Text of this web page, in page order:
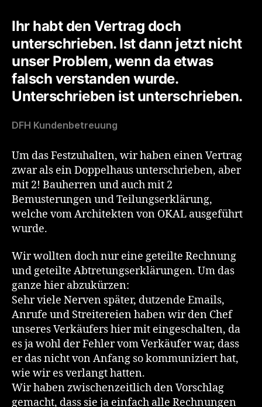
Ihr habt den Vertrag doch
unterschrieben. Ist dann jetzt nicht
unser Problem, wenn da etwas
falsch verstanden wurde.
Unterschrieben ist unterschrieben.
DFH Kundenbetreuung
Um das Festzuhalten, wir haben einen Vertrag
zwar als ein Doppelhaus unterschrieben, aber
mit 2! Bauherren und auch mit 2
Bemusterungen und Teilungserklärung,
welche vom Architekten von OKAL ausgeführt
wurde.
Wir wollten doch nur eine geteilte Rechnung
und geteilte Abtretungserklärungen. Um das
ganze hier abzukürzen:
Sehr viele Nerven später, dutzende Emails,
Anrufe und Streitereien haben wir den Chef
unseres Verkäufers hier mit eingeschalten, da
es ja wohl der Fehler vom Verkäufer war, dass
er das nicht von Anfang so kommuniziert hat,
wie wir es verlangt hatten.
Wir haben zwischenzeitlich den Vorschlag
gemacht, dass sie ja einfach alle Rechnungen